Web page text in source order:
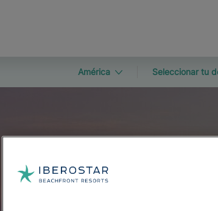
América Seleccionar tu